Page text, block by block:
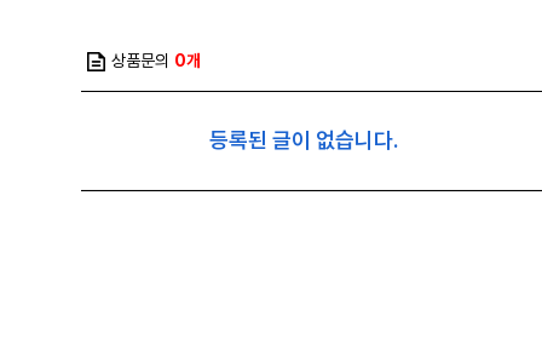
상품문의 0개
등록된 글이 없습니다.